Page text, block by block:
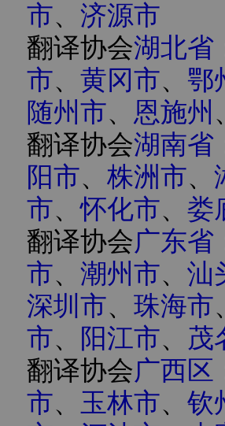
市、 济源市
翻译协会湖北省
市、 黄冈市、 鄂
随州市、 恩施州 、
翻译协会湖南省
阳市、 株洲市、
市、怀化市、 娄
翻译协会广东省
市、 潮州市、 汕
深圳市、 珠海市、
市、 阳江市、 茂
翻译协会广西区
市、 玉林市、 钦